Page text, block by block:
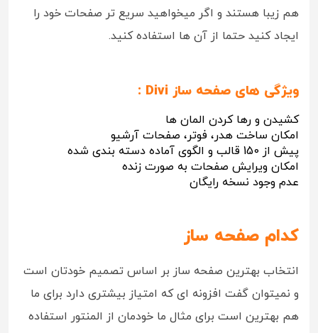
هم زیبا هستند و اگر میخواهید سریع تر صفحات خود را
ایجاد کنید حتما از آن ها استفاده کنید.
ویژگی های صفحه ساز Divi :
کشیدن و رها کردن المان ها
امکان ساخت هدر، فوتر، صفحات آرشیو
پیش از 150 قالب و الگوی آماده دسته بندی شده
امکان ویرایش صفحات به صورت زنده
عدم وجود نسخه رایگان
کدام صفحه ساز
انتخاب بهترین صفحه ساز بر اساس تصمیم خودتان است
و نمیتوان گفت افزونه ای که امتیاز بیشتری دارد برای ما
هم بهترین است برای مثال ما خودمان از المنتور استفاده